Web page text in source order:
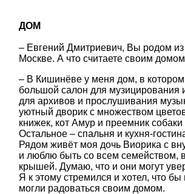
ДОМ
– Евгений Дмитриевич, Вы родом
Москве. А что считаете своим
– В Кишинёве у меня дом, в
большой салон для музицирования
для архивов и прослушивания
уютный дворик с множеством
книжек, кот Амур и преемник
Остальное – спальня и кухня-
Рядом живёт моя дочь Виорика с
и люблю быть со всем семейством,
крышей. Думаю, что и они могут
Я к этому стремился и хотел, что
могли радоваться своим домом.